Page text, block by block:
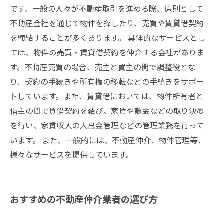
です。一般の人々が不動産取引を進める際、原則として
不動産会社を通じて物件を探したり、売買や賃貸借契約
を締結することが多くあります。 具体的なサービスとし
ては、物件の売買・賃貸借契約を仲介する会社がありま
す。不動産売買の場合、売主と買主の間で調整役とな
り、契約の手続きや所有権の移転などの手続きをサポー
トしています。また、賃貸借においては、物件所有者と
借主の間で賃借契約を結び、家賃や敷金などの取り決め
を行い、家賃収入の入出金管理などの管理業務を行って
います。 また、一般的には、不動産仲介、物件管理等、
様々なサービスを提供しています。
おすすめの不動産仲介業者の選び方